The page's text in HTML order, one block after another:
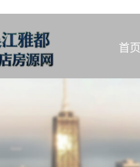
1厅 95平
首页